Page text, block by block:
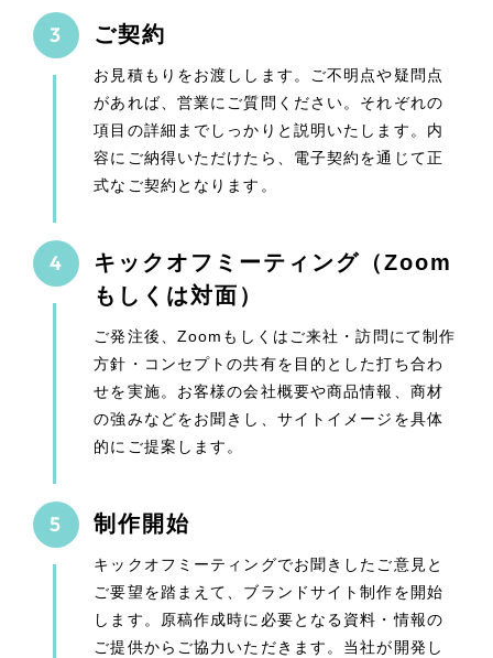
ご契約
お見積もりをお渡しします。ご不明点や疑問点
があれば、営業にご質問ください。それぞれの
項目の詳細までしっかりと説明いたします。内
容にご納得いただけたら、電子契約を通じて正
式なご契約となります。
キックオフミーティング（Zoom
もしくは対面）
ご発注後、Zoomもしくはご来社・訪問にて制作
方針・コンセプトの共有を目的とした打ち合わ
せを実施。お客様の会社概要や商品情報、商材
の強みなどをお聞きし、サイトイメージを具体
的にご提案します。
制作開始
キックオフミーティングでお聞きしたご意見と
ご要望を踏まえて、ブランドサイト制作を開始
します。原稿作成時に必要となる資料・情報の
ご提供からご協力いただきます。当社が開発し